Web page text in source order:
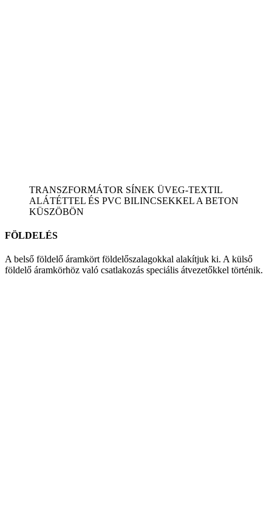
TRANSZFORMÁTOR SÍNEK ÜVEG-TEXTIL
ALÁTÉTTEL ÉS PVC BILINCSEKKEL A BETON
KÜSZÖBÖN
FÖLDELÉS
A belső földelő áramkört földelőszalagokkal alakítjuk ki. A külső
földelő áramkörhöz való csatlakozás speciális átvezetőkkel történik.